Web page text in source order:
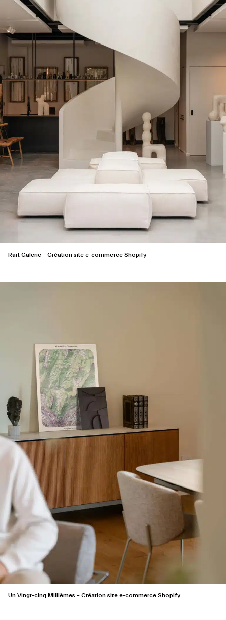
Rart Galerie – Création site e-commerce Shopify
Un Vingt-cinq Millièmes – Création site e-commerce Shopify